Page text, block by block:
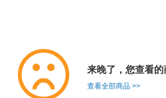
来晚了，您查看
查看全部商品 >>